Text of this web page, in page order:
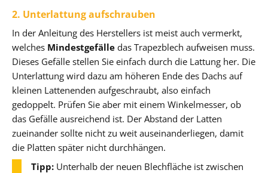
2. Unterlattung aufschrauben
In der Anleitung des Herstellers ist meist auch vermerkt,
welches Mindestgefälle das Trapezblech aufweisen muss.
Dieses Gefälle stellen Sie einfach durch die Lattung her. Die
Unterlattung wird dazu am höheren Ende des Dachs auf
kleinen Lattenenden aufgeschraubt, also einfach
gedoppelt. Prüfen Sie aber mit einem Winkelmesser, ob
das Gefälle ausreichend ist. Der Abstand der Latten
zueinander sollte nicht zu weit auseinanderliegen, damit
die Platten später nicht durchhängen.
Tipp: Unterhalb der neuen Blechfläche ist zwischen